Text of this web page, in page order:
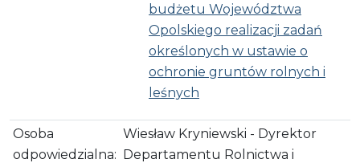
budżetu Województwa
Opolskiego realizacji zadań
określonych w ustawie o
ochronie gruntów rolnych i
leśnych
Osoba
odpowiedzialna:
Wiesław Kryniewski - Dyrektor
Departamentu Rolnictwa i